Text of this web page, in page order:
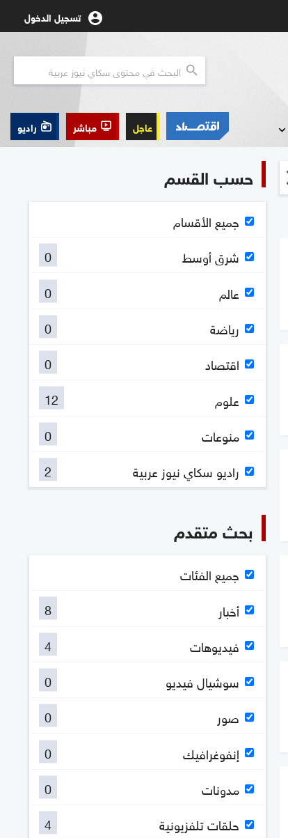
تسجيل الدخول
عاجل مباشر راديو
حسب القسم
جميع الأقسام
شرق أوسط
0
عالم
0
رياضة
0
اقتصاد
0
علوم
12
منوعات
0
راديو سكاي نيوز عربية
2
بحث متقدم
جميع الفئات
أخبار
8
فيديوهات
4
سوشيال فيديو
0
صور
0
إنفوغرافيك
0
مدونات
0
حلقات تلفزيونية
4